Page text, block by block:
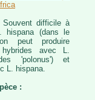
Souvent difficile à
hispana (dans le
peut produire
hybrides avec L.
'polonus') et
L. hispana.
: